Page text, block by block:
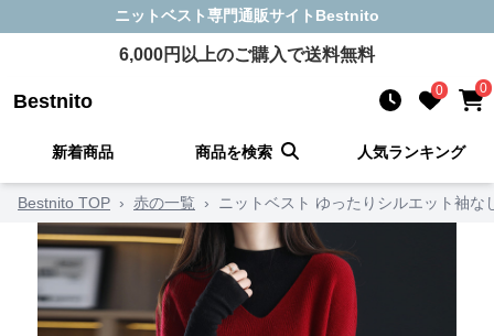
ニットベスト専門通販サイト Bestnito
6,000円以上のご購入で送料無料
Bestnito 0 0
新着商品 商品を検索 人気ランキング
Bestnito TOP › 赤の一覧 › ニットベスト ゆったりシルエット袖な